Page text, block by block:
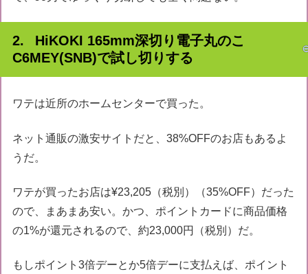
HiKOKI 165mm深切り電子丸のこ
C6MEY(SNB)で試し切りする
ワテは近所のホームセンターで買った。
ネット通販の激安サイトだと、38%OFFのお店もあるよ
うだ。
ワテが買ったお店は¥23,205（税別）（35%OFF）だった
ので、まあまあ安い。かつ、ポイントカードに商品価格
の1%が還元されるので、約23,000円（税別）だ。
もしポイント3倍デーとか5倍デーに支払えば、ポイント